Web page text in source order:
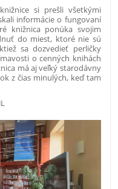
si prešli všetkými
informácie o fungovaní
knižnica ponúka svojim
do miest, ktoré nie sú
sa dozvedieť perličky
o cenných knihách
má aj veľký starodávny
z čias minulých, keď tam